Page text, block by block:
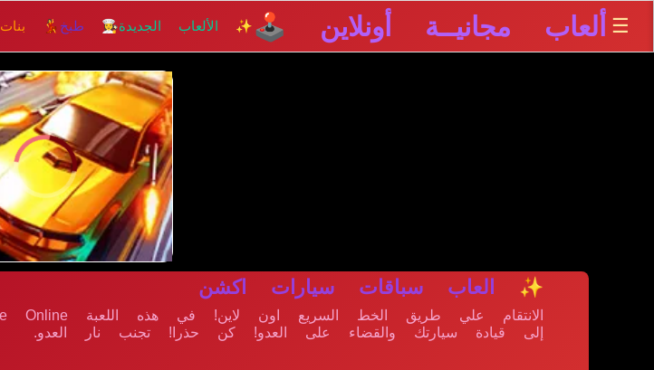
☰ ألعاب مجانيــة أونلاين 🕹️ ✨ الألعاب الجديدة👩‍🍳 طبخ 💃 بنات
✨ العاب سباقات سيارات اكشن
إلى قيادة سيارتك والقضاء على العدو! كن حذرا! تجنب نار العدو.